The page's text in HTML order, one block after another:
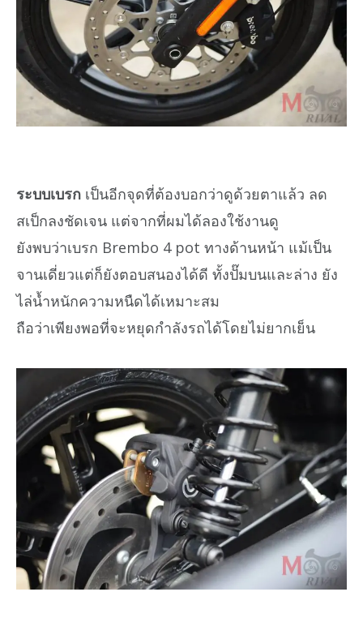
ระบบเบรก เป็นอีกจุดที่ต้องบอกว่าดูด้วยตาแล้ว ลด
สเป็กลงชัดเจน แต่จากที่ผมได้ลองใช้งานดู
ยังพบว่าเบรก Brembo 4 pot ทางด้านหน้า แม้เป็น
จานเดี่ยวแต่ก็ยังตอบสนองได้ดี ทั้งปั๊มบนและล่าง ยัง
ไล่น้ำหนักความหนืดได้เหมาะสม
ถือว่าเพียงพอที่จะหยุดกำลังรถได้โดยไม่ยากเย็น